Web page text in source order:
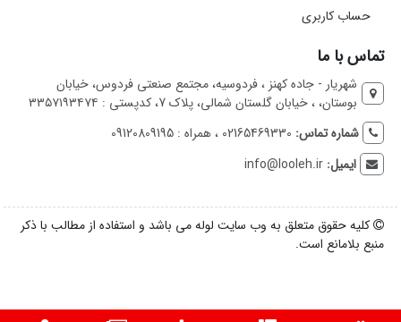
حساب کاربری
تماس با ما
شهریار - جاده کهنز ، فردوسیه، مجتمع صنعتی فردوس، خیابان
بوستان، ، خیابان گلستان شمالی، پلاک 7، کدپستی : ۳۳۵۷۱۹۳۴۷۴
شماره تماس: 02165469330 ، همراه : 09120809195
ایمیل:info@looleh.ir
کلیه حقوق متعلق به وب سایت لوله می باشد و استفاده از مطالب با ذکر
منبع بلامانع است.